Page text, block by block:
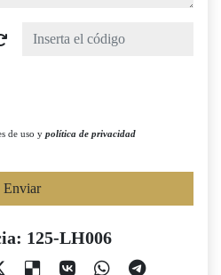
de uso y política de privacidad
Enviar
125-LH006